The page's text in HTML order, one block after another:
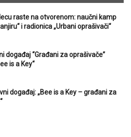
raste na otvorenom: naučni kamp
i radionica „Urbani oprašivači“
događaj “Građani za oprašivače”
is a Key“
događaj: „Bee is a Key – građani za